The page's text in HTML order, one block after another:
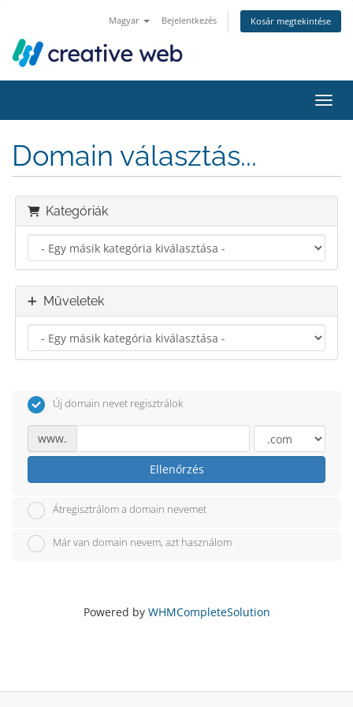
Magyar Bejelentkezés Kosár megtekintése
Domain választás...
Kategóriák
Műveletek
Új domain nevet regisztrálok
www.
Ellenőrzés
Átregisztrálom a domain nevemet
Már van domain nevem, azt használom
Powered by WHMCompleteSolution